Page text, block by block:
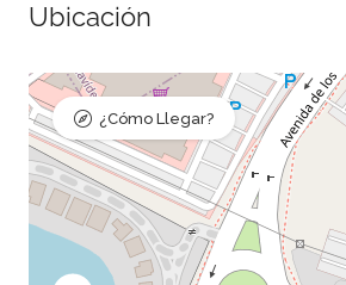
Ubicación
¿Cómo Llegar?